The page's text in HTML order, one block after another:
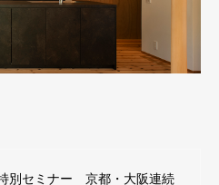
別セミナー 京都・大阪連続